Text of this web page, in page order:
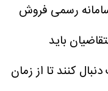
رسمی فروش
باید
کنند تا از زمان